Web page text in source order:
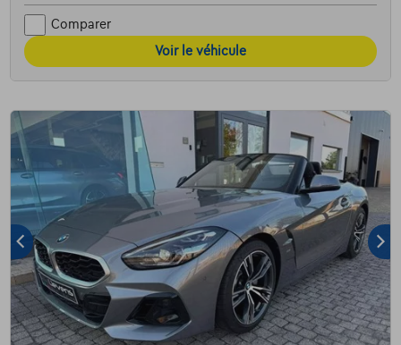
Comparer
Voir le véhicule